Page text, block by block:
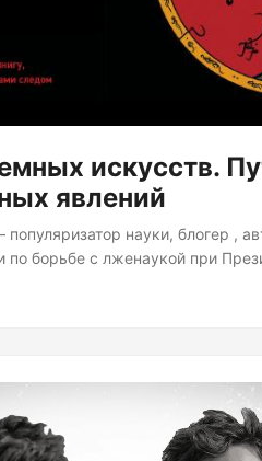
искусств.
явлений
науки, блогер ,
по борьбе с лженаукой при
выступил соавтором
факты встречал в других